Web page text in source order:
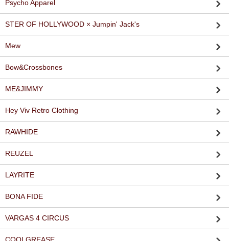
Psycho Apparel
STER OF HOLLYWOOD × Jumpin' Jack's
Mew
Bow&Crossbones
ME&JIMMY
Hey Viv Retro Clothing
RAWHIDE
REUZEL
LAYRITE
BONA FIDE
VARGAS 4 CIRCUS